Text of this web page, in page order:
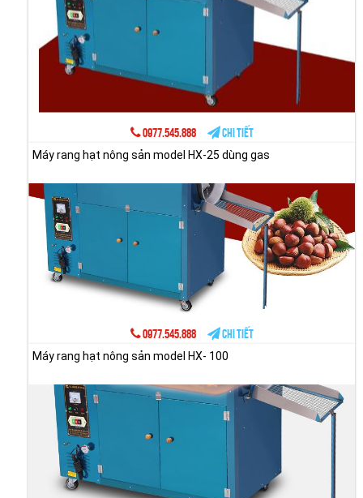
0977.545.888
Chi tiết
Máy rang hạt nông sản model HX-25 dùng gas
0977.545.888
Chi tiết
Máy rang hạt nông sản model HX- 100